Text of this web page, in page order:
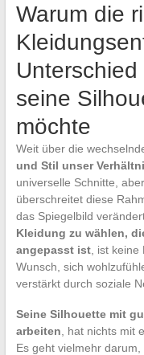
Warum die
seine
möchte
Weit über die
und Stil unser
universelle Schnitte,
überschreitet diese
das Spiegelbild
Kleidung zu wählen,
angepasst ist, ist keine
Wunsch, sich
verstärkt durch soziale
Seine Silhouette mit
arbeiten , hat nichts mit
Es geht vielmehr